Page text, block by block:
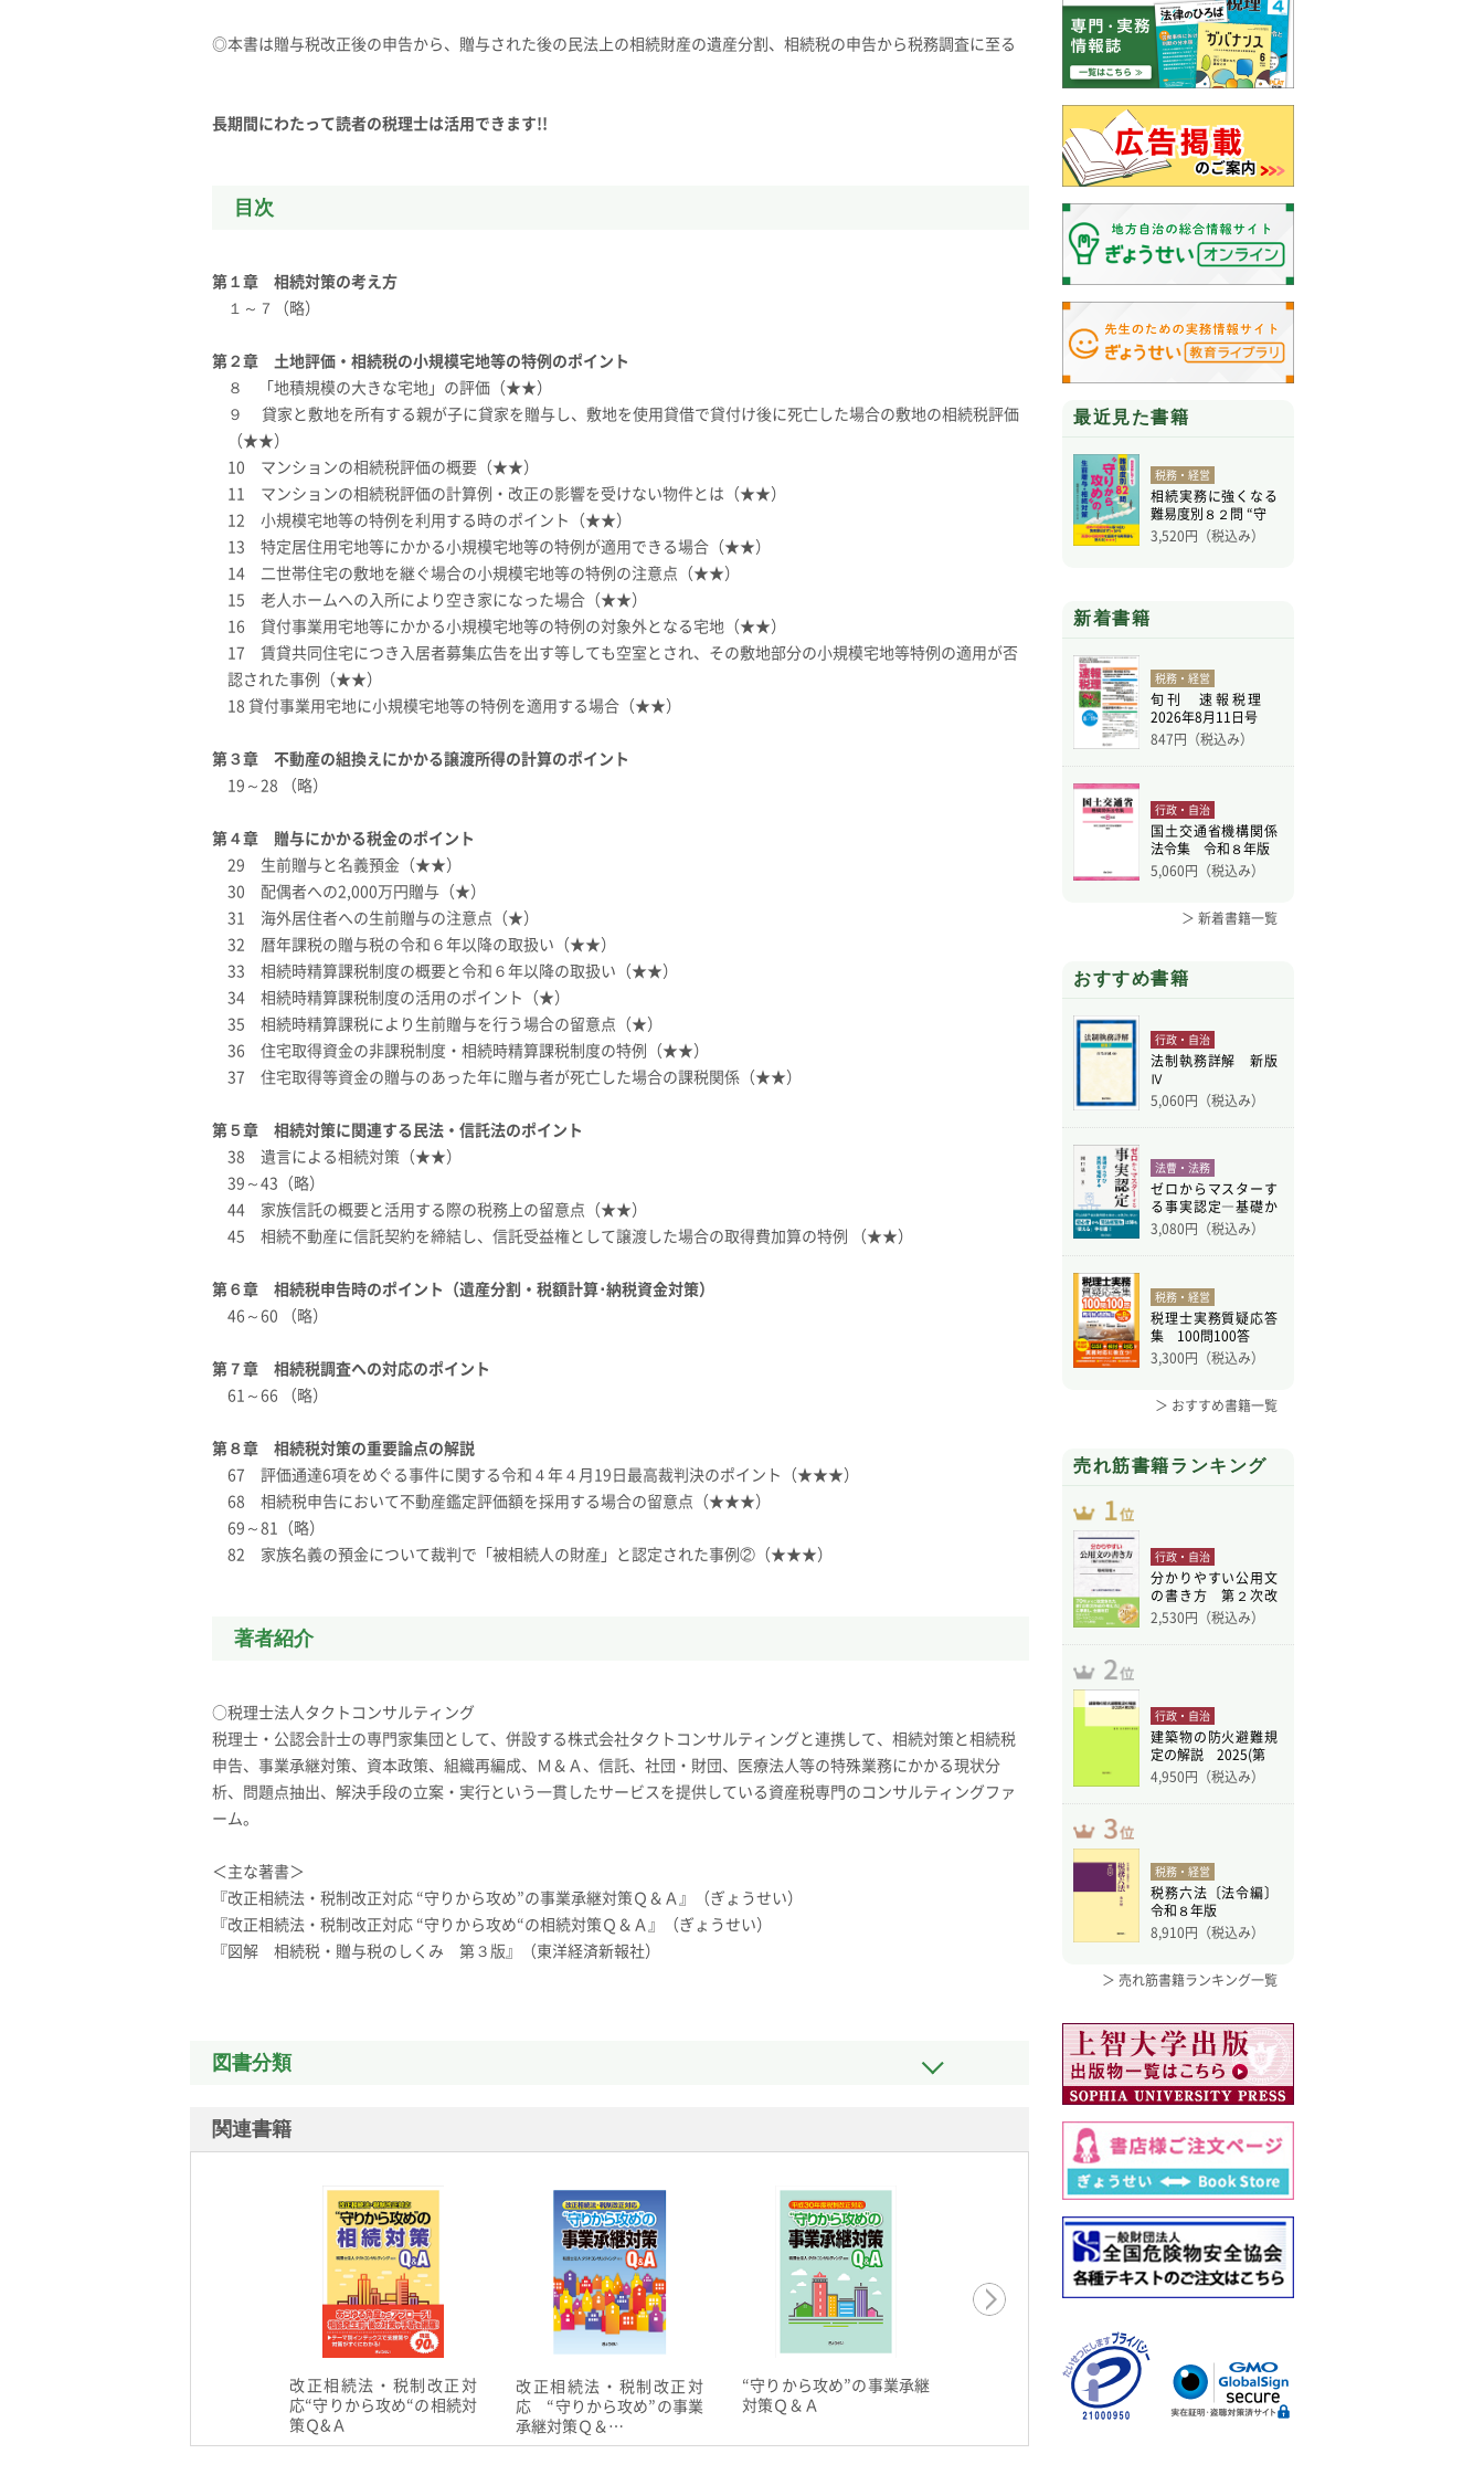
◎本書は贈与税改正後の申告から、贈与された後の民法上の相続財産の遺産分割、相続税の申告から税務調査に至る
長期間にわたって読者の税理士は活用できます!!
目次
第１章 相続対策の考え方
１～７（略）
第２章 土地評価・相続税の小規模宅地等の特例のポイント
８ 「地積規模の大きな宅地」の評価（★★）
９ 貸家と敷地を所有する親が子に貸家を贈与し、敷地を使用貸借で貸付け後に死亡した場合の敷地の相続税評価
（★★）
10 マンションの相続税評価の概要（★★）
11 マンションの相続税評価の計算例・改正の影響を受けない物件とは（★★）
12 小規模宅地等の特例を利用する時のポイント（★★）
13 特定居住用宅地等にかかる小規模宅地等の特例が適用できる場合（★★）
14 二世帯住宅の敷地を継ぐ場合の小規模宅地等の特例の注意点（★★）
15 老人ホームへの入所により空き家になった場合（★★）
16 貸付事業用宅地等にかかる小規模宅地等の特例の対象外となる宅地（★★）
17 賃貸共同住宅につき入居者募集広告を出す等しても空室とされ、その敷地部分の小規模宅地等特例の適用が否
認された事例（★★）
18 貸付事業用宅地に小規模宅地等の特例を適用する場合（★★）
第３章 不動産の組換えにかかる譲渡所得の計算のポイント
19～28 （略）
第４章 贈与にかかる税金のポイント
29 生前贈与と名義預金（★★）
30 配偶者への2,000万円贈与（★）
31 海外居住者への生前贈与の注意点（★）
32 暦年課税の贈与税の令和６年以降の取扱い（★★）
33 相続時精算課税制度の概要と令和６年以降の取扱い（★★）
34 相続時精算課税制度の活用のポイント（★）
35 相続時精算課税により生前贈与を行う場合の留意点（★）
36 住宅取得資金の非課税制度・相続時精算課税制度の特例（★★）
37 住宅取得等資金の贈与のあった年に贈与者が死亡した場合の課税関係（★★）
第５章 相続対策に関連する民法・信託法のポイント
38 遺言による相続対策（★★）
39～43（略）
44 家族信託の概要と活用する際の税務上の留意点（★★）
45 相続不動産に信託契約を締結し、信託受益権として譲渡した場合の取得費加算の特例 （★★）
第６章 相続税申告時のポイント（遺産分割・税額計算･納税資金対策）
46～60 （略）
第７章 相続税調査への対応のポイント
61～66 （略）
第８章 相続税対策の重要論点の解説
67 評価通達6項をめぐる事件に関する令和４年４月19日最高裁判決のポイント（★★★）
68 相続税申告において不動産鑑定評価額を採用する場合の留意点（★★★）
69～81（略）
82 家族名義の預金について裁判で「被相続人の財産」と認定された事例②（★★★）
著者紹介
○税理士法人タクトコンサルティング
税理士・公認会計士の専門家集団として、併設する株式会社タクトコンサルティングと連携して、相続対策と相続税
申告、事業承継対策、資本政策、組織再編成、Ｍ＆Ａ、信託、社団・財団、医療法人等の特殊業務にかかる現状分
析、問題点抽出、解決手段の立案・実行という一貫したサービスを提供している資産税専門のコンサルティングファ
ーム。
＜主な著書＞
『改正相続法・税制改正対応 “守りから攻め”の事業承継対策Ｑ＆Ａ』（ぎょうせい）
『改正相続法・税制改正対応 “守りから攻め“の相続対策Ｑ＆Ａ』（ぎょうせい）
『図解 相続税・贈与税のしくみ 第３版』（東洋経済新報社）
図書分類
関連書籍
改正相続法・税制改正対
応“守りから攻め“の相続対
策Ｑ&Ａ
改正相続法・税制改正対
応 “守りから攻め”の事業
承継対策Ｑ＆…
“守りから攻め”の事業承継
対策Ｑ＆Ａ
最近見た書籍
税務・経営
相続実務に強くなる
難易度別８２問 “守
3,520円（税込み）
新着書籍
税務・経営
旬刊 速報税理
2026年8月11日号
847円（税込み）
行政・自治
国土交通省機構関係
法令集 令和８年版
5,060円（税込み）
＞ 新着書籍一覧
おすすめ書籍
行政・自治
法制執務詳解 新版
Ⅳ
5,060円（税込み）
法曹・法務
ゼロからマスターす
る事実認定―基礎か
ら学
3,080円（税込み）
税務・経営
税理士実務質疑応答
集 100問100答
3,300円（税込み）
＞ おすすめ書籍一覧
売れ筋書籍ランキング
行政・自治
分かりやすい公用文
の書き方 第２次改
訂版
2,530円（税込み）
行政・自治
建築物の防火避難規
定の解説 2025(第
4,950円（税込み）
税務・経営
税務六法〔法令編〕
令和８年版
8,910円（税込み）
＞ 売れ筋書籍ランキング一覧